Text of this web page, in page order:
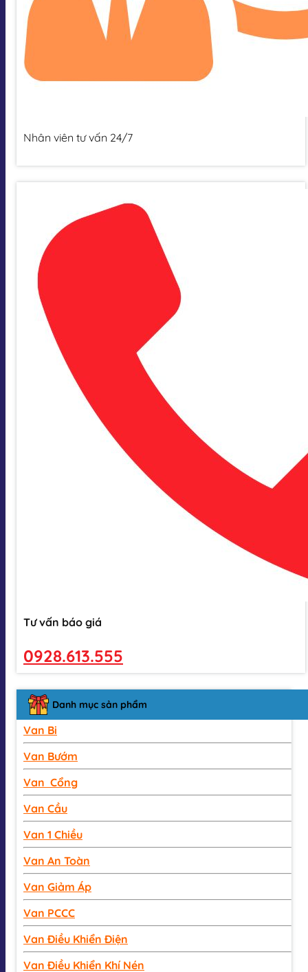
Nhân viên tư vấn 24/7
Tư vấn báo giá
0928.613.555
Danh mục sản phẩm
Van Bi
Van Bướm
Van Cổng
Van Cầu
Van 1 Chiều
Van An Toàn
Van Giảm Áp
Van PCCC
Van Điều Khiển Điện
Van Điều Khiển Khí Nén